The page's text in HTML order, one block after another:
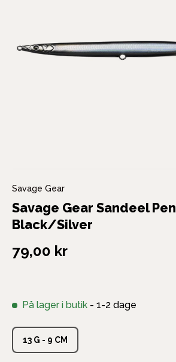
Savage Gear
Savage Gear Sandeel
Black/Silver
79,00 kr
På lager i butik - 1-2 dage
13 G - 9 CM